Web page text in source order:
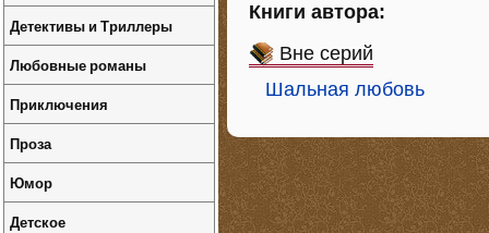
Книги автора:
Вне серий
Шальная любовь
Детективы и Триллеры
Любовные романы
Приключения
Проза
Юмор
Детское